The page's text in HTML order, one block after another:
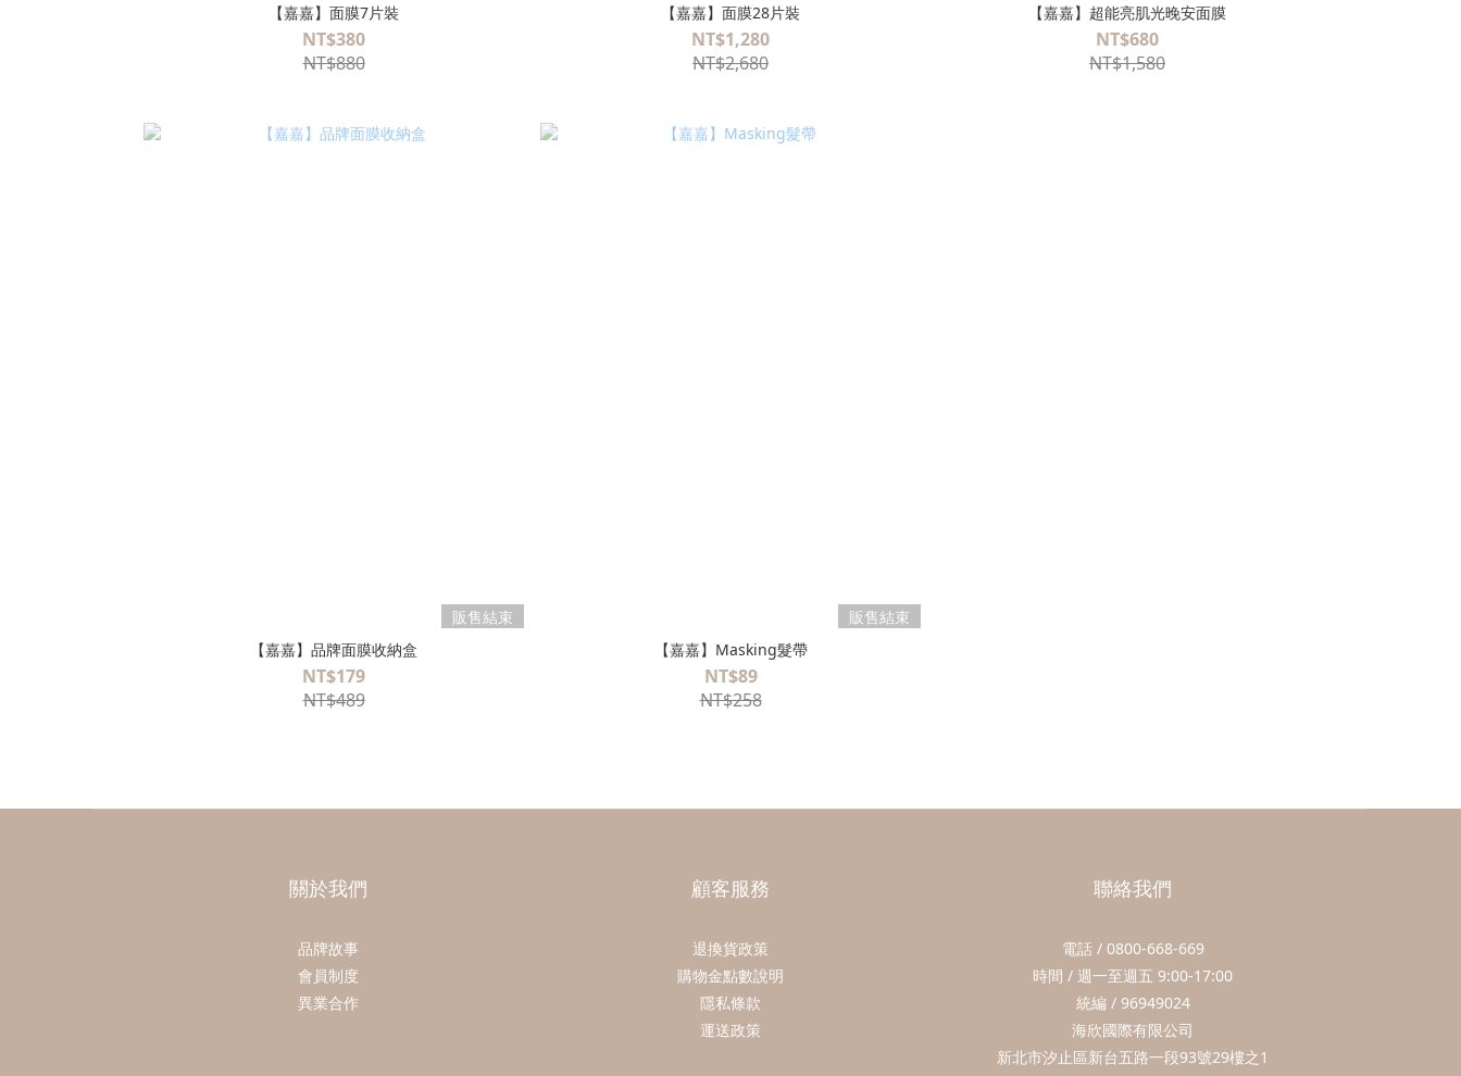
【嘉嘉】面膜7片裝
NT$380
NT$880
【嘉嘉】面膜28片裝
NT$1,280
NT$2,680
【嘉嘉】超能亮肌光晚安面膜
NT$680
NT$1,580
販售結束
【嘉嘉】品牌面膜收納盒
NT$179
NT$489
販售結束
【嘉嘉】Masking髮帶
NT$89
NT$258
關於我們
品牌故事
會員制度
異業合作
顧客服務
退換貨政策
購物金點數說明
隱私條款
運送政策
聯絡我們
電話 / 0800-668-669
時間 / 週一至週五 9:00-17:00
統編 / 96949024
海欣國際有限公司
新北市汐止區新台五路一段93號29樓之1